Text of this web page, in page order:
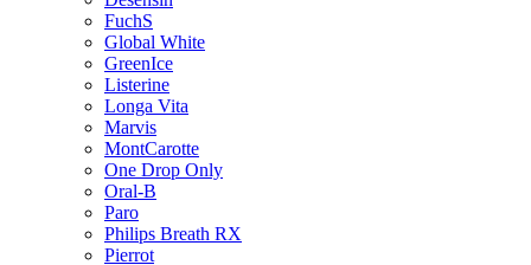
FuchS
Global White
GreenIce
Listerine
Longa Vita
Marvis
MontCarotte
One Drop Only
Oral-B
Paro
Philips Breath RX
Pierrot